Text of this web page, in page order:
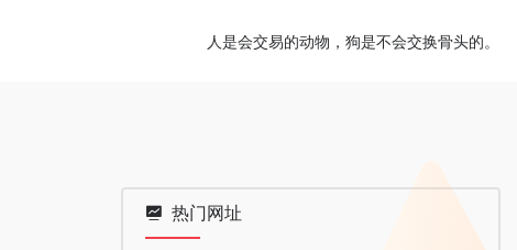
人是会交易的动物，狗是不会交换骨头的。
热门网址